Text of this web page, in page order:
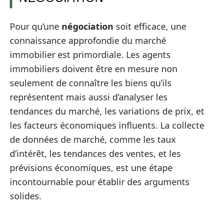
Pour qu’une négociation soit efficace, une
connaissance approfondie du marché
immobilier est primordiale. Les agents
immobiliers doivent être en mesure non
seulement de connaître les biens qu’ils
représentent mais aussi d’analyser les
tendances du marché, les variations de prix, et
les facteurs économiques influents. La collecte
de données de marché, comme les taux
d’intérêt, les tendances des ventes, et les
prévisions économiques, est une étape
incontournable pour établir des arguments
solides.